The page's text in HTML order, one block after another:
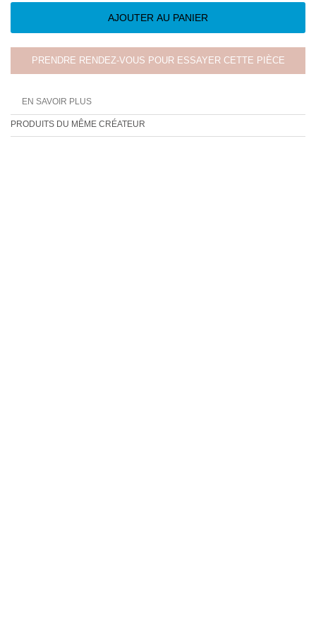
AJOUTER AU PANIER
PRENDRE RENDEZ-VOUS POUR ESSAYER CETTE PIÈCE
EN SAVOIR PLUS
PRODUITS DU MÊME CRÉATEUR